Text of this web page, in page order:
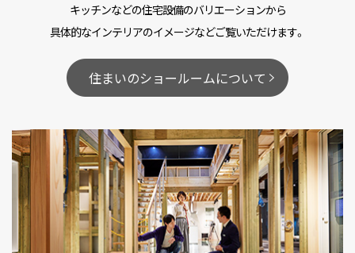
キッチンなどの住宅設備のバリエーションから
具体的なインテリアのイメージなどご覧いただけます。
住まいのショールームについて